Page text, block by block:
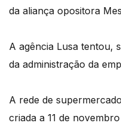
da aliança opositora
A agência Lusa tentou,
da administração da
A rede de
criada a 11 de